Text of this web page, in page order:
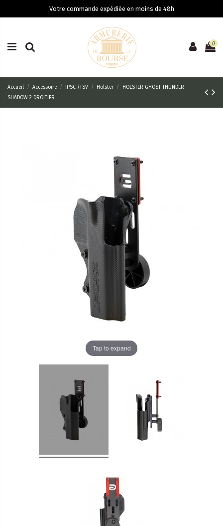
Votre commande expédiée en moins de 48h
0
Accueil Accessoire IPSC /TSV Holster
HOLSTER GHOST THUNDER
SHADOW 2 DROITIER
Tap to expand